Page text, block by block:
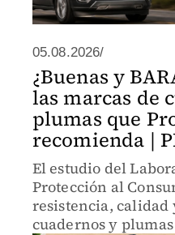
05.08.2026/
¿Buenas y
las marcas de
plumas que
recomienda |
El estudio del
Protección al
resistencia,
cuadernos y plumas